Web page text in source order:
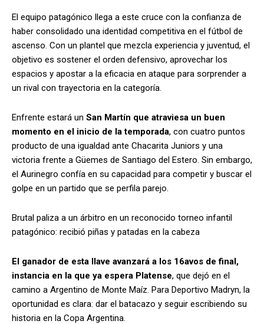
El equipo patagónico llega a este cruce con la confianza de
haber consolidado una identidad competitiva en el fútbol de
ascenso. Con un plantel que mezcla experiencia y juventud, el
objetivo es sostener el orden defensivo, aprovechar los
espacios y apostar a la eficacia en ataque para sorprender a
un rival con trayectoria en la categoría.
Enfrente estará un San Martín que atraviesa un buen
momento en el inicio de la temporada, con cuatro puntos
producto de una igualdad ante Chacarita Juniors y una
victoria frente a Güemes de Santiago del Estero. Sin embargo,
el Aurinegro confía en su capacidad para competir y buscar el
golpe en un partido que se perfila parejo.
Brutal paliza a un árbitro en un reconocido torneo infantil
patagónico: recibió piñas y patadas en la cabeza
El ganador de esta llave avanzará a los 16avos de final,
instancia en la que ya espera Platense, que dejó en el
camino a Argentino de Monte Maíz. Para Deportivo Madryn, la
oportunidad es clara: dar el batacazo y seguir escribiendo su
historia en la Copa Argentina.